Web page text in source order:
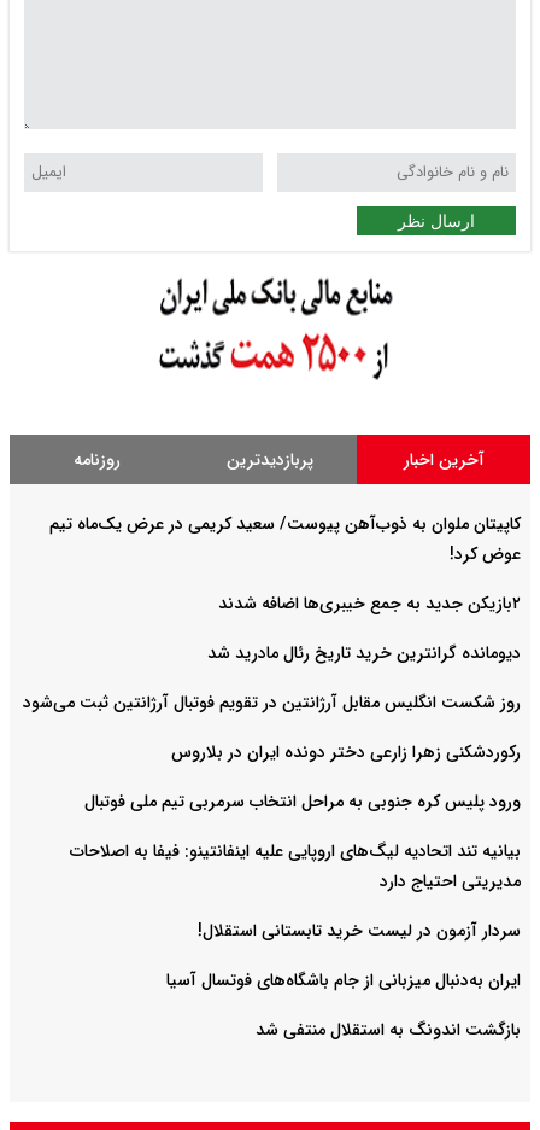
ارسال نظر
آخرین اخبار پربازدیدترین روزنامه
کاپیتان ملوان به ذوب‌آهن پیوست/ سعید کریمی در عرض یک‌ماه تیم
عوض کرد!
۲بازیکن جدید به جمع خیبری‌ها اضافه شدند
دیومانده گرانترین خرید تاریخ رئال مادرید شد
روز شکست انگلیس مقابل آرژانتین در تقویم فوتبال آرژانتین ثبت می‌شود
رکوردشکنی زهرا زارعی دختر دونده ایران در بلاروس
ورود پلیس کره جنوبی به مراحل انتخاب سرمربی تیم ملی فوتبال
بیانیه تند اتحادیه لیگ‌های اروپایی علیه اینفانتینو: فیفا به اصلاحات
مدیریتی احتیاج دارد
سردار آزمون در لیست خرید تابستانی استقلال!
ایران به‌دنبال میزبانی از جام باشگاه‌های فوتسال آسیا
بازگشت اندونگ به استقلال منتفی شد